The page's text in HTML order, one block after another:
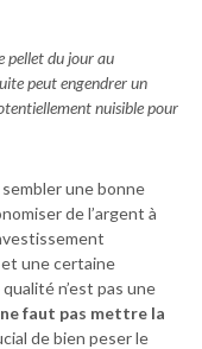
pellet du jour au
peut engendrer un
nuisible pour
une bonne
de l’argent à
une certaine
n’est pas une
ne faut pas mettre la
de bien peser le